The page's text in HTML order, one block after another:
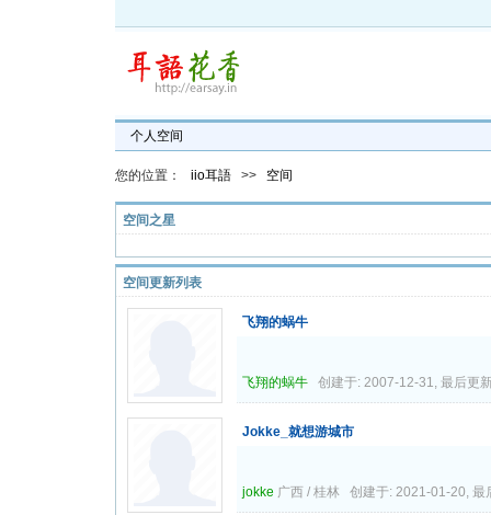
个人空间
您的位置： iio耳語 >> 空间
空间之星
空间更新列表
飞翔的蜗牛
飞翔的蜗牛 创建于: 2007-12-31, 最后更
Jokke_就想游城市
jokke 广西 / 桂林 创建于: 2021-01-20, 最